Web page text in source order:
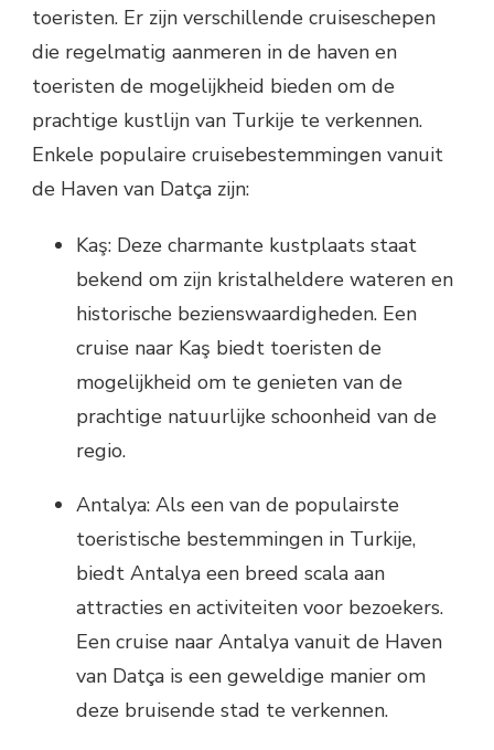
toeristen. Er zijn verschillende cruiseschepen
die regelmatig aanmeren in de haven en
toeristen de mogelijkheid bieden om de
prachtige kustlijn van Turkije te verkennen.
Enkele populaire cruisebestemmingen vanuit
de Haven van Datça zijn:
Kaş: Deze charmante kustplaats staat
bekend om zijn kristalheldere wateren en
historische bezienswaardigheden. Een
cruise naar Kaş biedt toeristen de
mogelijkheid om te genieten van de
prachtige natuurlijke schoonheid van de
regio.
Antalya: Als een van de populairste
toeristische bestemmingen in Turkije,
biedt Antalya een breed scala aan
attracties en activiteiten voor bezoekers.
Een cruise naar Antalya vanuit de Haven
van Datça is een geweldige manier om
deze bruisende stad te verkennen.